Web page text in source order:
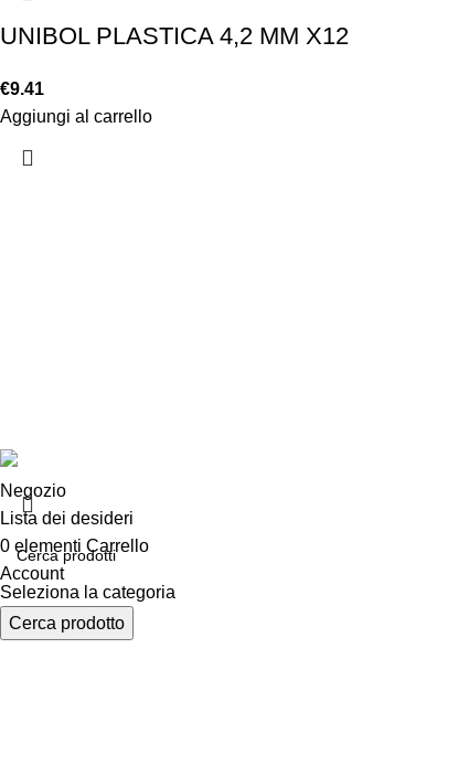
UNIBOL PLASTICA 4,2 MM X12
€9.41
Aggiungi al carrello
Seleziona la categoria
Cerca prodotto
Negozio
Lista dei desideri
0 elementi Carrello
Account